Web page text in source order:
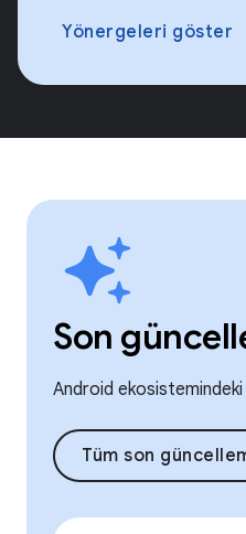
Yönergeleri göster
Son
Android